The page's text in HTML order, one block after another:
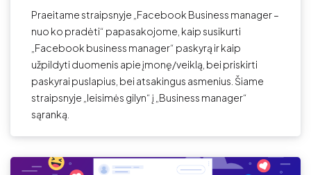
Praeitame straipsnyje „Facebook Business manager –
nuo ko pradėti“ papasakojome, kaip susikurti
„Facebook business manager“ paskyrą ir kaip
užpildyti duomenis apie įmonę/veiklą, bei priskirti
paskyrai puslapius, bei atsakingus asmenius. Šiame
straipsnyje „leisimės gilyn“ į „Business manager“
sąranką.